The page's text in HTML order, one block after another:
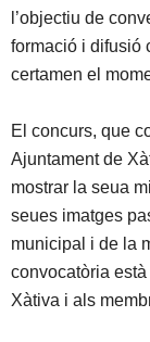
l’objectiu de
formació i difusió
certamen el
El concurs, que
Ajuntament de
mostrar la seua
seues imatges
municipal i de la
convocatòria
Xàtiva i als